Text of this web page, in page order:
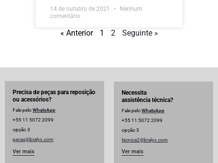
14 de outubro de 2021
Nenhum
comentário
« Anterior 1 2 Seguinte »
Precisa de peças para reposição
ou acessórios?
Fale peloWhatsApp
+55 11 5072 2099
opção 3
pecas@bralyx.com
Ver mais
Necessita
assistência técnica?
Fale peloWhatsApp
+55 11 5072 2099
opção 3
tecnica2@bralyx.com
Ver mais